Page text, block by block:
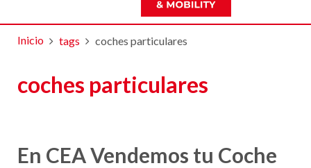
Inicio tags coches particulares
coches particulares
En CEA Vendemos tu Coche